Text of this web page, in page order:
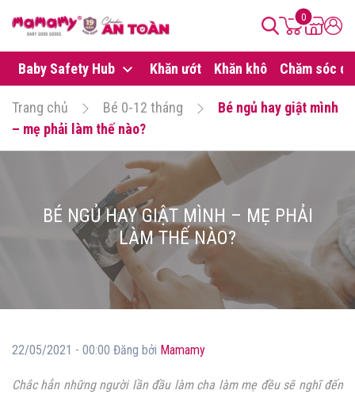
0
Baby Safety Hub Khăn ướt Khăn khô Chăm sóc da
Trang chủ Bé 0-12 tháng
Bé ngủ hay giật mình
– mẹ phải làm thế nào?
BÉ NGỦ HAY GIẬT MÌNH – MẸ PHẢI
LÀM THẾ NÀO?
22/05/2021 - 00:00 Đăng bởi Mamamy
Chắc hẳn những người lần đầu làm cha làm mẹ đều sẽ nghĩ đến